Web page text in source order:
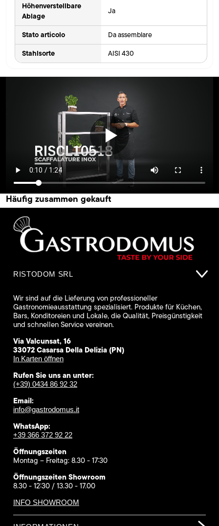
Höhenverstellbare
Ablage
Ja
Stato articolo Da assemblare
Stahlsorte AISI 430
Häufig zusammen gekauft
RISTODOM SRL
Wir sind auf die Lieferung von professioneller
Gastronomieausstattung spezialisiert. Produkte für Küchen,
Bars, Konditoreien und Lokale, die Qualität, Preisgünstigkeit
und schnellen Service vereinen.
Via Valcunsat, 16
33072 Casarsa Della Delizia (PN)
In Karten öffnen
Rufen Sie uns an unter:
(+39) 0434 86 92 32
Email:
info@gastrodomus.it
WhatsApp:
+39 366 372 92 22
Öffnungszeiten
Montag – Freitag: 8.30 - 17:30
Öffnungszeiten Showroom
8.30 - 12:30 / 13.30 - 17.00
INFO SHOWROOM